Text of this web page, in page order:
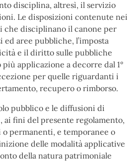
disciplina, altresì, il servizio
Le disposizioni contenute nei
che disciplinano il canone per
ed aree pubbliche, l’imposta
e il diritto sulle pubbliche
applicazione a decorre dal 1°
per quelle riguardanti i
recupero o rimborso.
pubblico e le diffusioni di
ai fini del presente regolamento,
permanenti, e temporanee o
delle modalità applicative
della natura patrimoniale